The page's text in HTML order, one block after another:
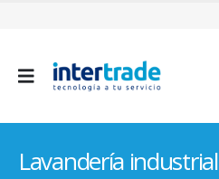
Lavandería industrial